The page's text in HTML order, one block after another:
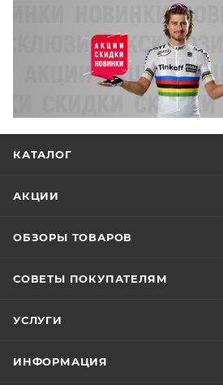
КАТАЛОГ
АКЦИИ
ОБЗОРЫ ТОВАРОВ
СОВЕТЫ ПОКУПАТЕЛЯМ
УСЛУГИ
ИНФОРМАЦИЯ